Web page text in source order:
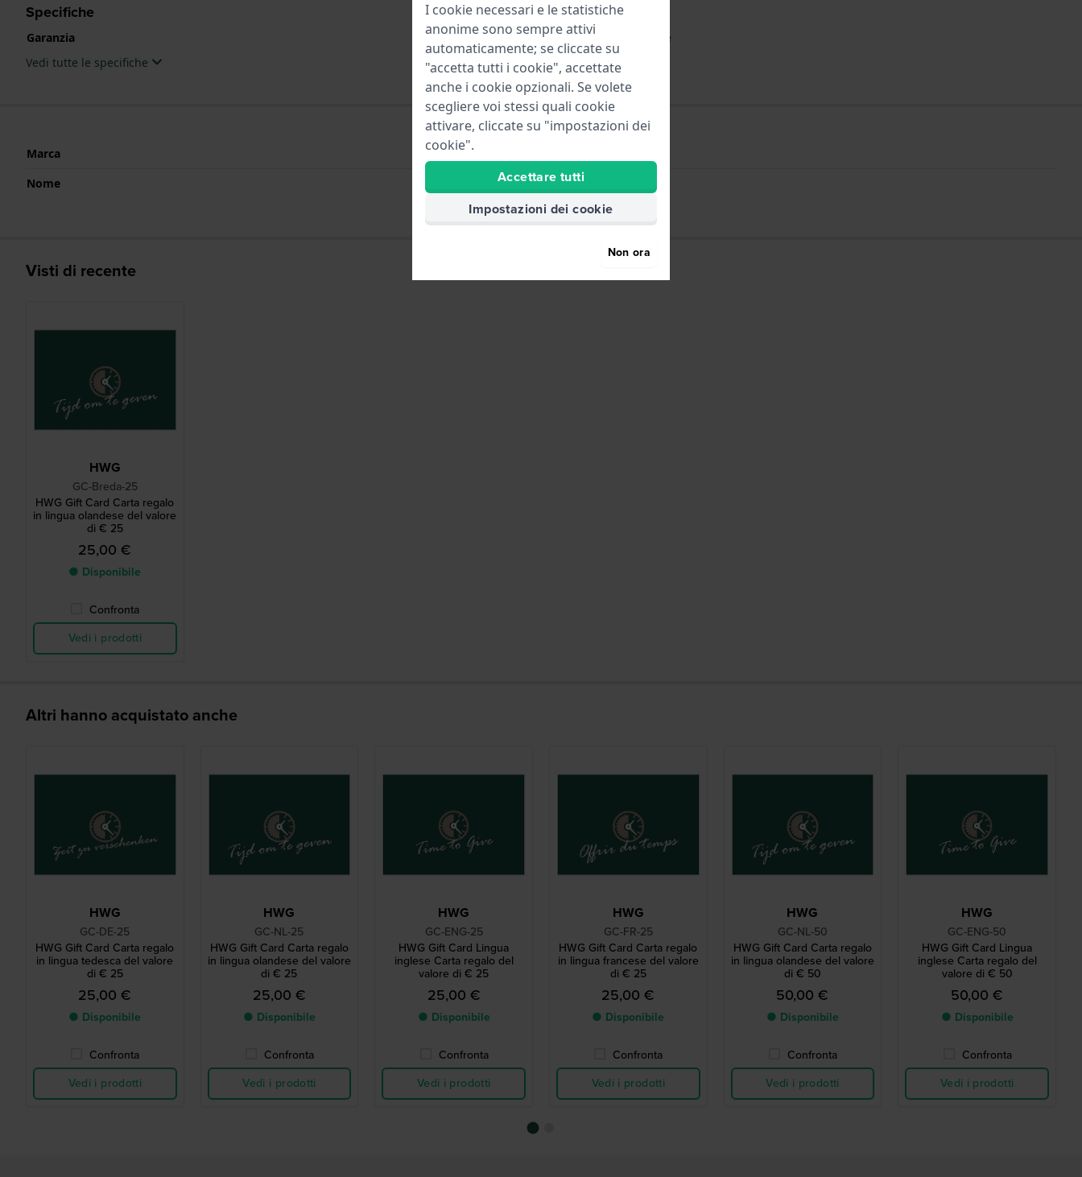
Specifiche
Garanzia
garanzia del produttore
Vedi tutte le specifiche
Marca
Nome
HWG Gift Card
Visti di recente
HWG
GC-Breda-25
HWG Gift Card Carta regalo
in lingua olandese del valore
di € 25
25,00 €
● Disponibile
Confronta
Vedi i prodotti
Altri hanno acquistato anche
HWG
GC-DE-25
HWG Gift Card Carta regalo
in lingua tedesca del valore
di € 25
25,00 €
● Disponibile
Confronta
Vedi i prodotti
HWG
GC-NL-25
HWG Gift Card Carta regalo
in lingua olandese del valore
di € 25
25,00 €
● Disponibile
Confronta
Vedi i prodotti
HWG
GC-ENG-25
HWG Gift Card Lingua
inglese Carta regalo del
valore di € 25
25,00 €
● Disponibile
Confronta
Vedi i prodotti
HWG
GC-FR-25
HWG Gift Card Carta regalo
in lingua francese del valore
di € 25
25,00 €
● Disponibile
Confronta
Vedi i prodotti
HWG
GC-NL-50
HWG Gift Card Carta regalo
in lingua olandese del valore
di € 50
50,00 €
● Disponibile
Confronta
Vedi i prodotti
HWG
GC-ENG-50
HWG Gift Card Lingua
inglese Carta regalo del
valore di € 50
50,00 €
● Disponibile
Confronta
Vedi i prodotti
I cookie necessari e le statistiche
anonime sono sempre attivi
automaticamente; se cliccate su
"accetta tutti i cookie", accettate
anche i cookie opzionali. Se volete
scegliere voi stessi quali cookie
attivare, cliccate su "impostazioni dei
cookie".
Accettare tutti
Impostazioni dei cookie
Non ora